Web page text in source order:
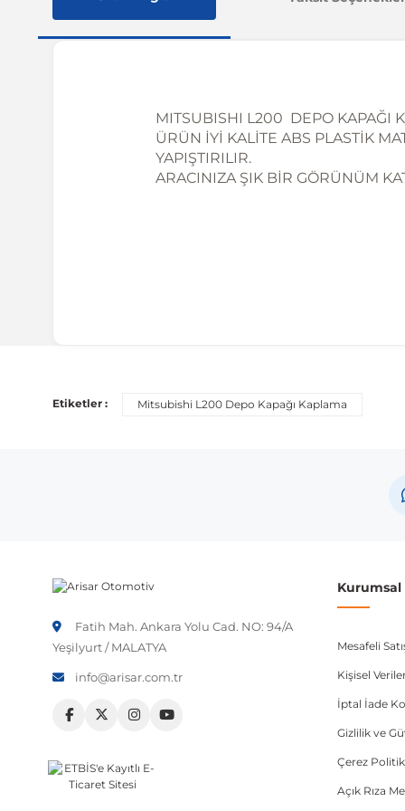
MITSUBISHI L200 DEPO KAPAĞI
ÜRÜN İYİ KALİTE ABS PLASTİK
YAPIŞTIRILIR.
ARACINIZA ŞIK BİR GÖRÜNÜM
Araç üreticileri aynı model yılı içerisinde farklı
Etiketler : Mitsubishi L200 Depo Kapağı Kaplama
Fatih Mah. Ankara Yolu Cad. NO: 94/A
Yeşilyurt / MALATYA
info@arisar.com.tr
Mesafeli
Kişisel
İptal İade
Gizlilik ve
Çerez
Açık Rıza